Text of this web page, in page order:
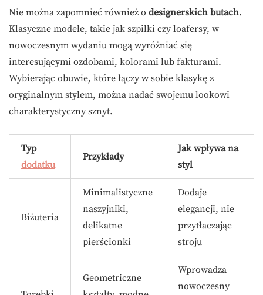
Nie można zapomnieć również o designerskich butach.
Klasyczne modele, takie jak szpilki czy loafersy, w
nowoczesnym wydaniu mogą wyróżniać się
interesującymi ozdobami, kolorami lub fakturami.
Wybierając obuwie, które łączy w sobie klasykę z
oryginalnym stylem, można nadać swojemu lookowi
charakterystyczny sznyt.
Typ
dodatku
Przykłady
Jak wpływa na
styl
Biżuteria
Minimalistyczne
naszyjniki,
delikatne
pierścionki
Dodaje
elegancji, nie
przytłaczając
stroju
Geometriczne
Wprowadza
nowoczesny